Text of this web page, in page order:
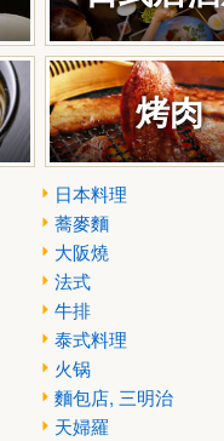
烤肉
日本料理
蕎麥麵
大阪燒
法式
牛排
泰式料理
火锅
麵包店, 三明治
天婦羅